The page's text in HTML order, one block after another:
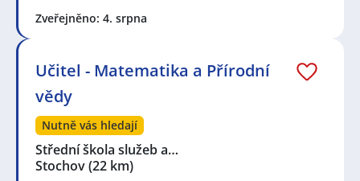
Zveřejněno: 4. srpna
Učitel - Matematika a Přírodní
vědy
Nutně vás hledají
Střední škola služeb a…
Stochov(22 km)